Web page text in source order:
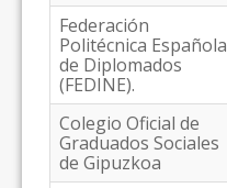
Federación
Politécnica Española
de Diplomados
(FEDINE).
Colegio Oficial de
Graduados Sociales
de Gipuzkoa